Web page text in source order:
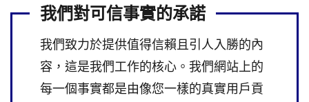
我們對可信事實的承諾
我們致力於提供值得信賴且引人入勝的內
容，這是我們工作的核心。我們網站上的
每一個事實都是由像您一樣的真實用戶貢